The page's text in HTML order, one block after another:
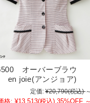
オーバーブラウ
en joie(アンジョア)
定価: ¥20,790(税込) ～
格: ¥13,513(税込) 35%OFF ～